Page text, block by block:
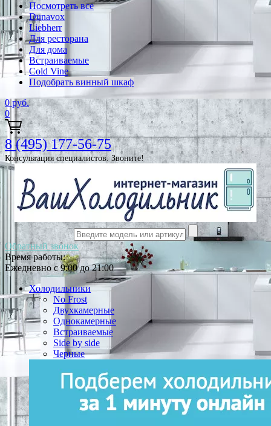
Посмотреть все
Dunavox
Liebherr
Для ресторана
Для дома
Встраиваемые
Cold Vine
Подобрать винный шкаф
0 руб.
0
8 (495) 177-56-75
Консультация специалистов. Звоните!
Обратный звонок
Время работы:
Ежедневно с 9:00 до 21:00
Холодильники
No Frost
Двухкамерные
Однокамерные
Встраиваемые
Side by side
Черные